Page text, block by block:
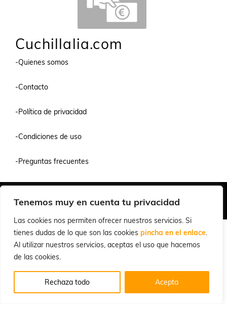
Tenemos muy en cuenta tu privacidad
Las cookies nos permiten ofrecer nuestros servicios. Si
tienes dudas de lo que son las cookies pincha en el enlace.
Al utilizar nuestros servicios, aceptas el uso que hacemos
de las cookies.
Rechaza todo Acepta
Cuchillalia.com
-Quienes somos
-Contacto
-Política de privacidad
-Condiciones de uso
-Preguntas frecuentes
© 2026 Cuchillalia.com